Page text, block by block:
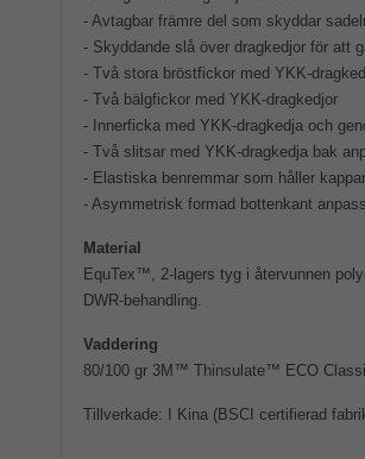
- Avtagbar främre del som skyddar
- Skyddande slå över dragkedjor för att
- Två stora bröstfickor med YKK-
- Två bälgfickor med YKK-dragkedjor
- Innerficka med YKK-dragkedja och
- Två slitsar med YKK-dragkedja bak
- Elastiska benremmar som håller
- Asymmetrisk formad bottenkant
Material
EquTex™, 2-lagers tyg i återvunnen
DWR-behandling.
Vaddering
80/100 gr 3M™ Thinsulate™ ECO
Tillverkade: I Kina (BSCI certifierad